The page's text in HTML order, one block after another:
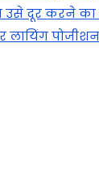
दूर करने का
लायिंग